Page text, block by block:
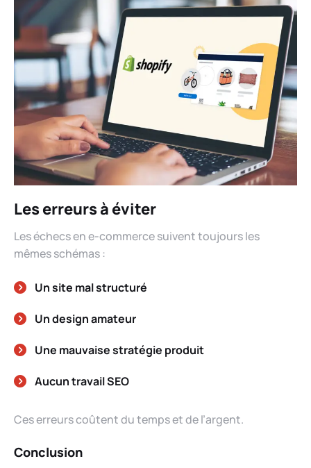
Les erreurs à éviter
Les échecs en e-commerce suivent toujours les
mêmes schémas :
Un site mal structuré
Un design amateur
Une mauvaise stratégie produit
Aucun travail SEO
Ces erreurs coûtent du temps et de l’argent.
Conclusion